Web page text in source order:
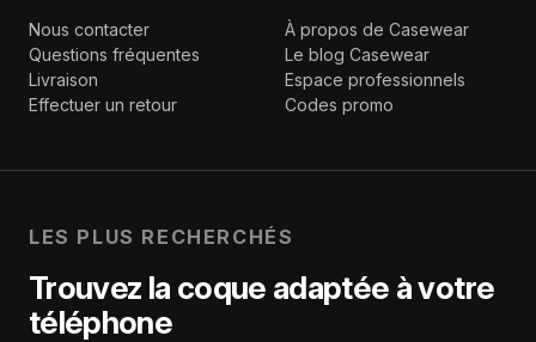
Nous contacter
Questions fréquentes
Livraison
Effectuer un retour
À propos de Casewear
Le blog Casewear
Espace professionnels
Codes promo
LES PLUS RECHERCHÉS
Trouvez la coque adaptée à votre
téléphone